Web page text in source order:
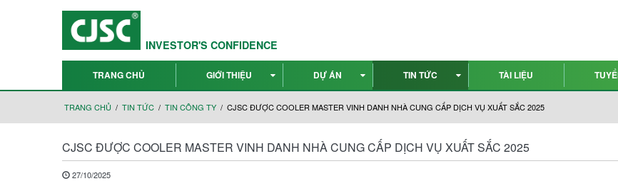
INVESTOR'S CONFIDENCE
TRANG CHỦ GIỚI THIỆU DỰ ÁN TIN TỨC TÀI LIỆU
TRANG CHỦ TIN TỨC TIN CÔNG TY CJSC ĐƯỢC COOLER MASTER VINH DANH NHÀ CUNG CẤP DỊCH VỤ XUẤT SẮC 2025
CJSC ĐƯỢC COOLER MASTER VINH DANH NHÀ CUNG CẤP DỊCH VỤ XUẤT SẮC 2025
27/10/2025